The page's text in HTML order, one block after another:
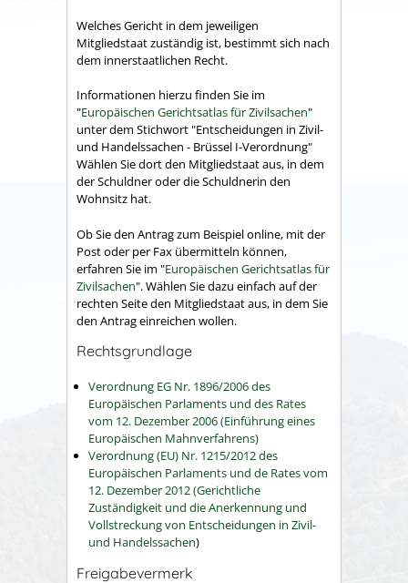
Welches Gericht in dem jeweiligen
Mitgliedstaat zuständig ist, bestimmt sich nach
dem innerstaatlichen Recht.
Informationen hierzu finden Sie im
"Europäischen Gerichtsatlas für Zivilsachen"
unter dem Stichwort "Entscheidungen in Zivil-
und Handelssachen - Brüssel I-Verordnung"
Wählen Sie dort den Mitgliedstaat aus, in dem
der Schuldner oder die Schuldnerin den
Wohnsitz hat.
Ob Sie den Antrag zum Beispiel online, mit der
Post oder per Fax übermitteln können,
erfahren Sie im "Europäischen Gerichtsatlas für
Zivilsachen". Wählen Sie dazu einfach auf der
rechten Seite den Mitgliedstaat aus, in dem Sie
den Antrag einreichen wollen.
Rechtsgrundlage
Verordnung EG Nr. 1896/2006 des
Europäischen Parlaments und des Rates
vom 12. Dezember 2006 (Einführung eines
Europäischen Mahnverfahrens)
Verordnung (EU) Nr. 1215/2012 des
Europäischen Parlaments und de Rates vom
12. Dezember 2012 (Gerichtliche
Zuständigkeit und die Anerkennung und
Vollstreckung von Entscheidungen in Zivil-
und Handelssachen)
Freigabevermerk